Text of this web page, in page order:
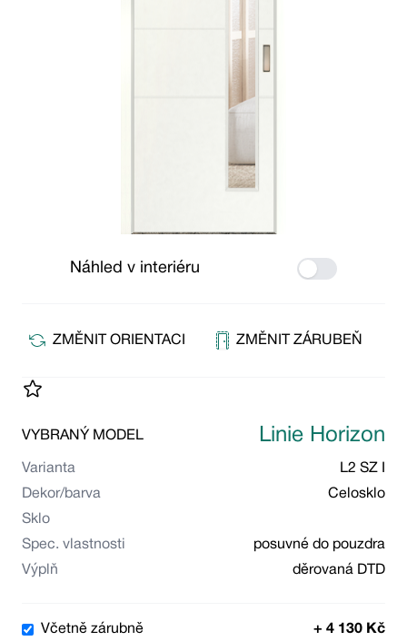
Náhled v interiéru Use setting
ZMĚNIT ORIENTACI ZMĚNIT ZÁRUBEŇ
VYBRANÝ MODEL Linie Horizon
Varianta
L2 SZ I
Dekor/barva
Celosklo
Sklo
Spec. vlastnosti
posuvné do pouzdra
Výplň
děrovaná DTD
Včetně zárubně + 4 130 Kč